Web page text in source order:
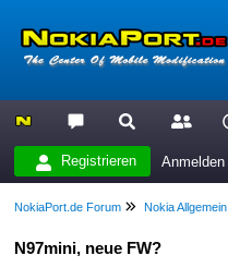
Registrieren Anmelden
NokiaPort.de Forum Nokia Allgemein
N97mini, neue FW?